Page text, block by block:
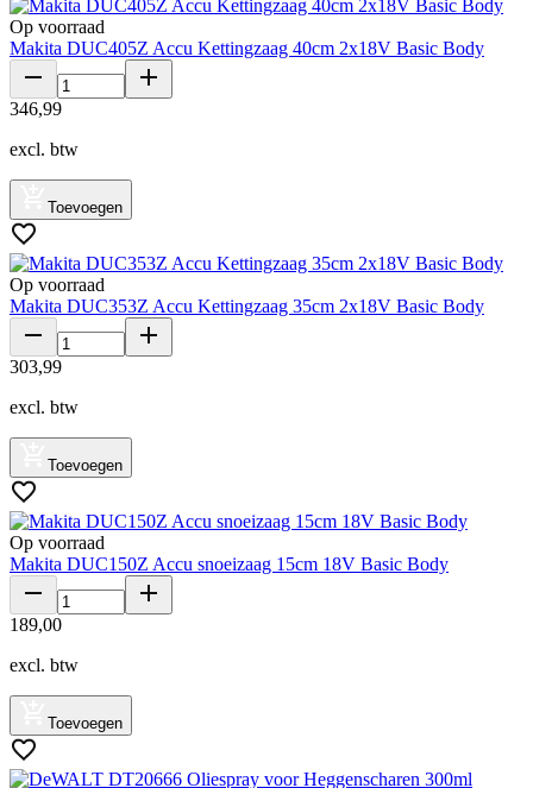
Op voorraad
Makita DUC405Z Accu Kettingzaag 40cm 2x18V Basic Body
346,99
excl. btw
Toevoegen
Op voorraad
Makita DUC353Z Accu Kettingzaag 35cm 2x18V Basic Body
303,99
excl. btw
Toevoegen
Op voorraad
Makita DUC150Z Accu snoeizaag 15cm 18V Basic Body
189,00
excl. btw
Toevoegen